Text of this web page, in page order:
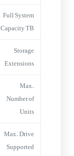
Full System
Capacity TB
Storage
Extensions
Max.
Number of
Units
Max. Drive
Supported